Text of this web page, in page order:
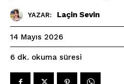
YAZAR: Laçin Sevin
14 Mayıs 2026
6 dk. okuma süresi